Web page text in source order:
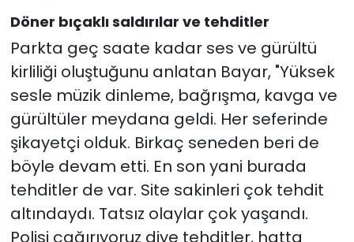
Döner bıçaklı saldırılar ve tehditler
Parkta geç saate kadar ses ve gürültü
kirliliği oluştuğunu anlatan Bayar, "Yüksek
sesle müzik dinleme, bağrışma, kavga ve
gürültüler meydana geldi. Her seferinde
şikayetçi olduk. Birkaç seneden beri de
böyle devam etti. En son yani burada
tehditler de var. Site sakinleri çok tehdit
altındaydı. Tatsız olaylar çok yaşandı.
Polisi çağırıyoruz diye tehditler, hatta